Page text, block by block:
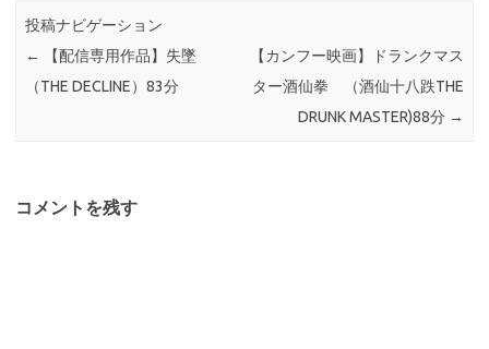
投稿ナビゲーション
←
【配信専用作品】失墜
（THE DECLINE）83分
【カンフー映画】ドランクマス
ター酒仙拳 （酒仙十八跌THE
DRUNK MASTER)88分 →
コメントを残す